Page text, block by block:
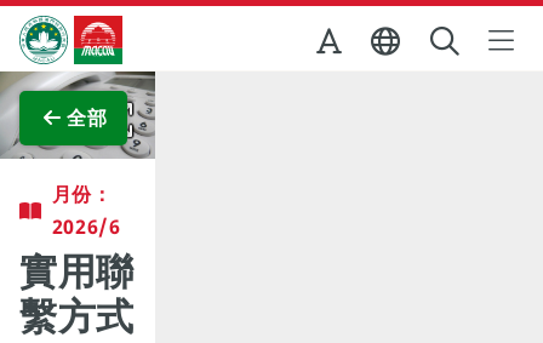
跳至主内容
澳門特別行政區政府旅遊局
全部
查看原圖
月份：
2026/6
實用聯
繫方式